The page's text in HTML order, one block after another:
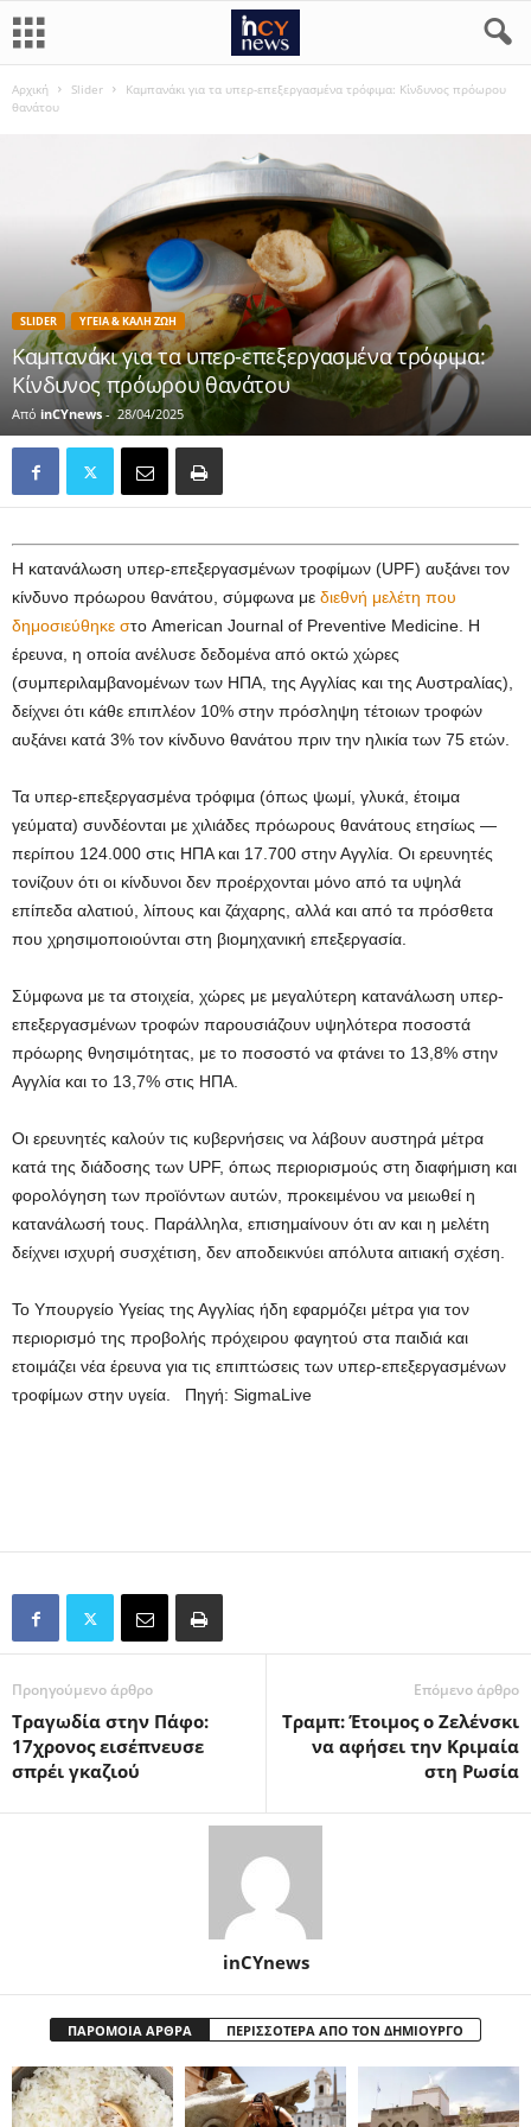
Αρχική Slider
Καμπανάκι για τα υπερ-επεξεργασμένα τρόφιμα: Κίνδυνος πρόωρου
θανάτου
SLIDER ΥΓΕΙΑ & ΚΑΛΗ ΖΩΗ
Καμπανάκι για τα υπερ-επεξεργασμένα τρόφιμα:
Κίνδυνος πρόωρου θανάτου
Από inCYnews- 28/04/2025
Η κατανάλωση υπερ-επεξεργασμένων τροφίμων (UPF) αυξάνει τον
κίνδυνο πρόωρου θανάτου, σύμφωνα με διεθνή μελέτη που
δημοσιεύθηκε στο American Journal of Preventive Medicine. Η
έρευνα, η οποία ανέλυσε δεδομένα από οκτώ χώρες
(συμπεριλαμβανομένων των ΗΠΑ, της Αγγλίας και της Αυστραλίας),
δείχνει ότι κάθε επιπλέον 10% στην πρόσληψη τέτοιων τροφών
αυξάνει κατά 3% τον κίνδυνο θανάτου πριν την ηλικία των 75 ετών.
Τα υπερ-επεξεργασμένα τρόφιμα (όπως ψωμί, γλυκά, έτοιμα
γεύματα) συνδέονται με χιλιάδες πρόωρους θανάτους ετησίως —
περίπου 124.000 στις ΗΠΑ και 17.700 στην Αγγλία. Οι ερευνητές
τονίζουν ότι οι κίνδυνοι δεν προέρχονται μόνο από τα υψηλά
επίπεδα αλατιού, λίπους και ζάχαρης, αλλά και από τα πρόσθετα
που χρησιμοποιούνται στη βιομηχανική επεξεργασία.
Σύμφωνα με τα στοιχεία, χώρες με μεγαλύτερη κατανάλωση υπερ-
επεξεργασμένων τροφών παρουσιάζουν υψηλότερα ποσοστά
πρόωρης θνησιμότητας, με το ποσοστό να φτάνει το 13,8% στην
Αγγλία και το 13,7% στις ΗΠΑ.
Οι ερευνητές καλούν τις κυβερνήσεις να λάβουν αυστηρά μέτρα
κατά της διάδοσης των UPF, όπως περιορισμούς στη διαφήμιση και
φορολόγηση των προϊόντων αυτών, προκειμένου να μειωθεί η
κατανάλωσή τους. Παράλληλα, επισημαίνουν ότι αν και η μελέτη
δείχνει ισχυρή συσχέτιση, δεν αποδεικνύει απόλυτα αιτιακή σχέση.
Το Υπουργείο Υγείας της Αγγλίας ήδη εφαρμόζει μέτρα για τον
περιορισμό της προβολής πρόχειρου φαγητού στα παιδιά και
ετοιμάζει νέα έρευνα για τις επιπτώσεις των υπερ-επεξεργασμένων
τροφίμων στην υγεία. Πηγή: SigmaLive
Προηγούμενο άρθρο
Τραγωδία στην Πάφο:
17χρονος εισέπνευσε
σπρέι γκαζιού
Επόμενο άρθρο
Τραμπ: Έτοιμος ο Ζελένσκι
να αφήσει την Κριμαία
στη Ρωσία
inCYnews
ΠΑΡΟΜΟΙΑ ΑΡΘΡΑ ΠΕΡΙΣΣΟΤΕΡΑ ΑΠΟ ΤΟΝ ΔΗΜΙΟΥΡΓΟ